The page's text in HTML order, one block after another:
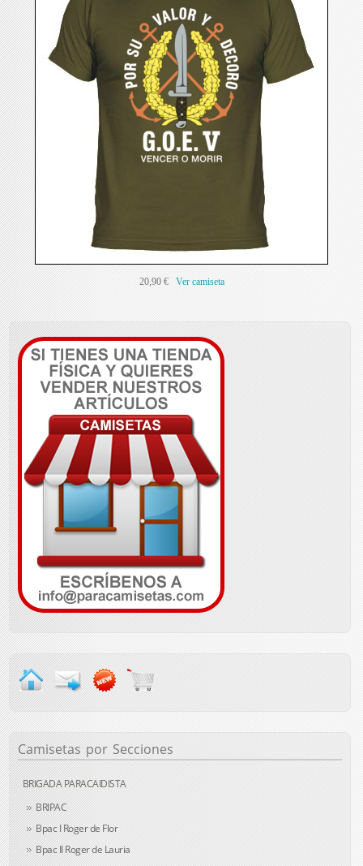
20,90 € Ver camiseta
Camisetas por Secciones
BRIGADA PARACAIDISTA
BRIPAC
Bpac I Roger de Flor
Bpac II Roger de Lauria